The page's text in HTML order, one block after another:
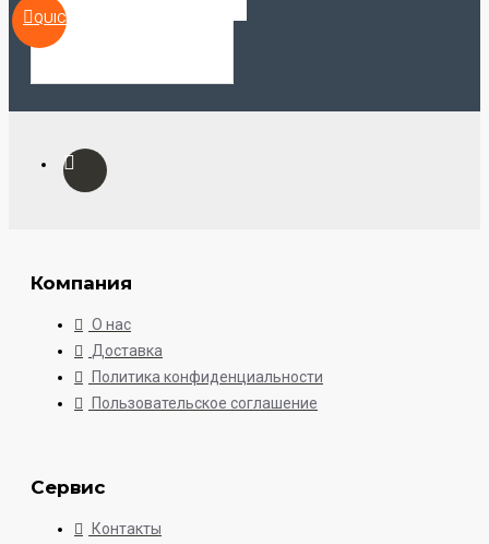
QUICKVIEW
Компания
О нас
Доставка
Политика конфиденциальности
Пользовательское соглашение
Сервис
Контакты